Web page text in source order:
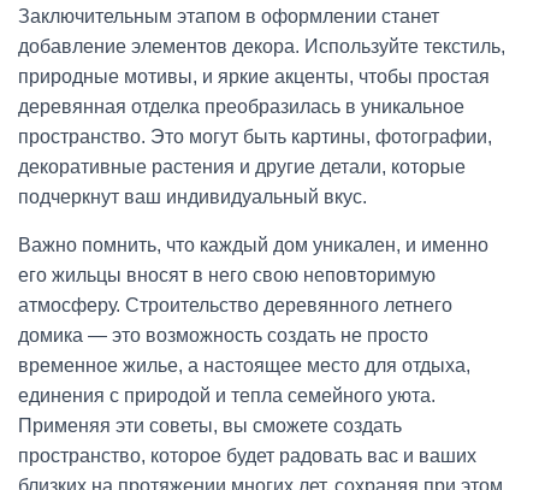
Заключительным этапом в оформлении станет
добавление элементов декора. Используйте текстиль,
природные мотивы, и яркие акценты, чтобы простая
деревянная отделка преобразилась в уникальное
пространство. Это могут быть картины, фотографии,
декоративные растения и другие детали, которые
подчеркнут ваш индивидуальный вкус.
Важно помнить, что каждый дом уникален, и именно
его жильцы вносят в него свою неповторимую
атмосферу. Строительство деревянного летнего
домика — это возможность создать не просто
временное жилье, а настоящее место для отдыха,
единения с природой и тепла семейного уюта.
Применяя эти советы, вы сможете создать
пространство, которое будет радовать вас и ваших
близких на протяжении многих лет, сохраняя при этом